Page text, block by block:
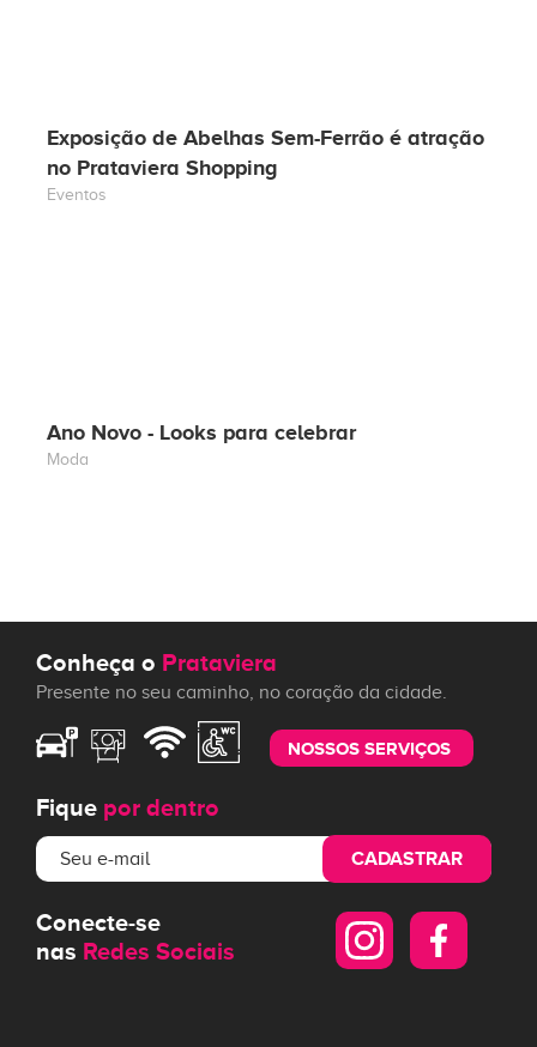
Exposição de Abelhas Sem-Ferrão é atração
no Prataviera Shopping
Eventos
Ano Novo - Looks para celebrar
Moda
Conheça o Prataviera
Presente no seu caminho, no coração da cidade.
NOSSOS SERVIÇOS
Fique por dentro
CADASTRAR
Conecte-se
nas Redes Sociais